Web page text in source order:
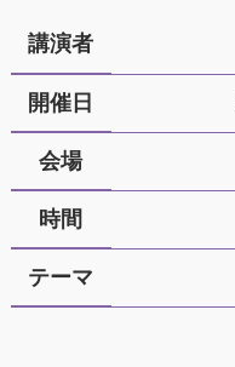
講演者
開催日
会場
時間
テーマ